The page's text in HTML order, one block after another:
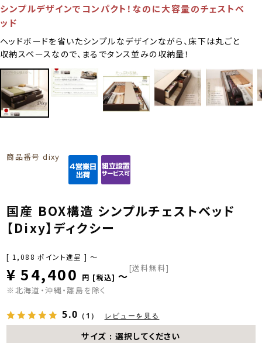
シンプルデザインでコンパクト！なのに大容量のチェストベ
ッド
ヘッドボードを省いたシンプルなデザインながら、床下は丸ごと
収納スペースなので、まるでタンス並みの収納量！
商品番号 dixy
国産 BOX構造 シンプルチェストベッド
【Dixy】ディクシー
[ 1,088 ポイント進呈 ] 〜
¥ 54,400 税込 〜
[送料無料]
※北海道・沖縄・離島を除く
5.0 （1） レビューを見る
サイズ 選択してください